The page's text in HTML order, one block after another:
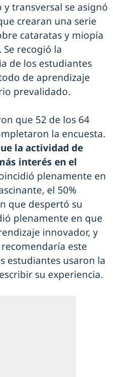
transversal se asignó
crearan una serie
cataratas y miopía
recogió la
de los estudiantes
de aprendizaje
prevalidado.
que 52 de los 64
la encuesta.
la actividad de
interés en el
plenamente en
el 50%
que despertó su
plenamente en que
innovador, y
este
estudiantes usaron la
su experiencia.